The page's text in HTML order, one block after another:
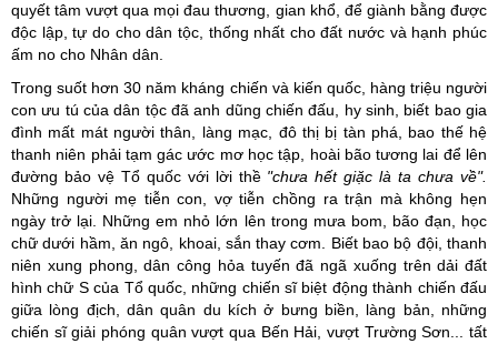
quyết tâm vượt qua mọi đau thương, gian khổ, để giành bằng được
độc lập, tự do cho dân tộc, thống nhất cho đất nước và hạnh phúc
ấm no cho Nhân dân.
Trong suốt hơn 30 năm kháng chiến và kiến quốc, hàng triệu người
con ưu tú của dân tộc đã anh dũng chiến đấu, hy sinh, biết bao gia
đình mất mát người thân, làng mạc, đô thị bị tàn phá, bao thế hệ
thanh niên phải tạm gác ước mơ học tập, hoài bão tương lai để lên
đường bảo vệ Tổ quốc với lời thề "chưa hết giặc là ta chưa về".
Những người mẹ tiễn con, vợ tiễn chồng ra trận mà không hẹn
ngày trở lại. Những em nhỏ lớn lên trong mưa bom, bão đạn, học
chữ dưới hầm, ăn ngô, khoai, sắn thay cơm. Biết bao bộ đội, thanh
niên xung phong, dân công hỏa tuyến đã ngã xuống trên dải đất
hình chữ S của Tổ quốc, những chiến sĩ biệt động thành chiến đấu
giữa lòng địch, dân quân du kích ở bưng biền, làng bản, những
chiến sĩ giải phóng quân vượt qua Bến Hải, vượt Trường Sơn... tất